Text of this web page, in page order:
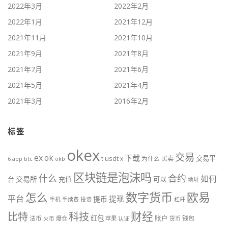
2022年3月
2022年2月
2022年1月
2021年12月
2021年11月
2021年10月
2021年9月
2021年8月
2021年7月
2021年6月
2021年5月
2021年4月
2021年3月
2016年2月
标签
6 app btc exok okb okext usdtx下载 为什么 买卖 交易 交易平
台 交易所 什么 充值 区块链是泡沫吗 可以 合约 地址 如何
平台 怎么 手机 手续费 投资 提币 提现 数字货币 杠杆 欧易
比特法币 火币 爆仓 科技 红包 苹果 认证 财经 账户 货币 钱包